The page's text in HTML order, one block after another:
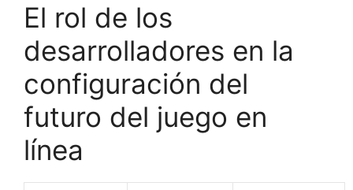
El rol de los
desarrolladores en la
configuración del
futuro del juego en
línea